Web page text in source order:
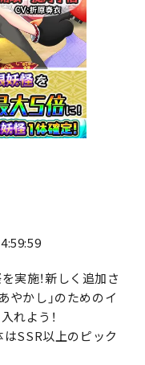
実施！新しく追加さ
やかし」のためのイ
れよう！
SSR以上のピック